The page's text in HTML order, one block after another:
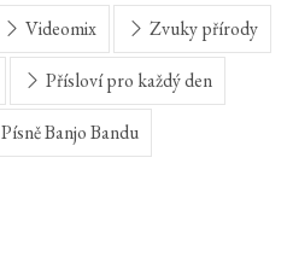
Videomix Zvuky přírody
Přísloví pro každý den
Písně Banjo Bandu